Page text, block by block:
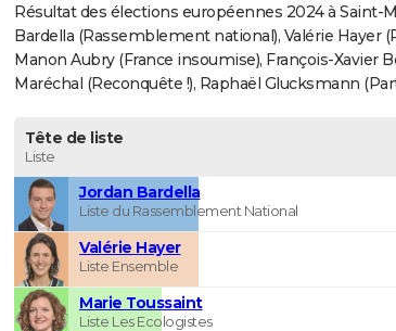
Résultat des élections européennes 2024 à Saint-
Bardella (Rassemblement national), Valérie Hayer
Manon Aubry (France insoumise), François-Xavier
Maréchal (Reconquête !), Raphaël Glucksmann
Tête de liste
Liste
Jordan Bardella
Liste du Rassemblement National
Valérie Hayer
Liste Ensemble
Marie Toussaint
Liste Les Ecologistes